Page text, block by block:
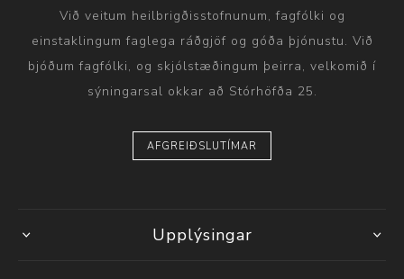
Við veitum heilbrigðisstofnunum, fagfólki og
einstaklingum faglega ráðgjöf og góða þjónustu. Við
bjóðum fagfólki, og skjólstæðingum þeirra, velkomið í
sýningarsal okkar að Stórhöfða 25.
AFGREIÐSLUTÍMAR
Upplýsingar